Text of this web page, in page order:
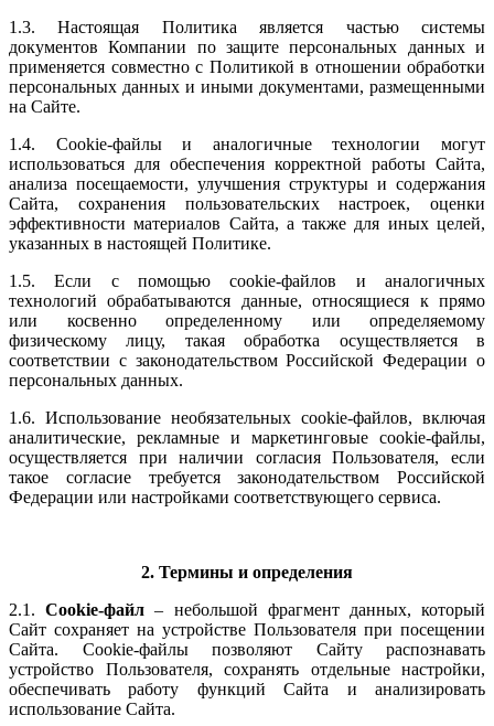
1.3. Настоящая Политика является частью системы
документов Компании по защите персональных данных и
применяется совместно с Политикой в отношении обработки
персональных данных и иными документами, размещенными
на Сайте.
1.4. Cookie-файлы и аналогичные технологии могут
использоваться для обеспечения корректной работы Сайта,
анализа посещаемости, улучшения структуры и содержания
Сайта, сохранения пользовательских настроек, оценки
эффективности материалов Сайта, а также для иных целей,
указанных в настоящей Политике.
1.5. Если с помощью cookie-файлов и аналогичных
технологий обрабатываются данные, относящиеся к прямо
или косвенно определенному или определяемому
физическому лицу, такая обработка осуществляется в
соответствии с законодательством Российской Федерации о
персональных данных.
1.6. Использование необязательных cookie-файлов, включая
аналитические, рекламные и маркетинговые cookie-файлы,
осуществляется при наличии согласия Пользователя, если
такое согласие требуется законодательством Российской
Федерации или настройками соответствующего сервиса.
2. Термины и определения
2.1.Cookie-файл – небольшой фрагмент данных, который
Сайт сохраняет на устройстве Пользователя при посещении
Сайта. Cookie-файлы позволяют Сайту распознавать
устройство Пользователя, сохранять отдельные настройки,
обеспечивать работу функций Сайта и анализировать
использование Сайта.